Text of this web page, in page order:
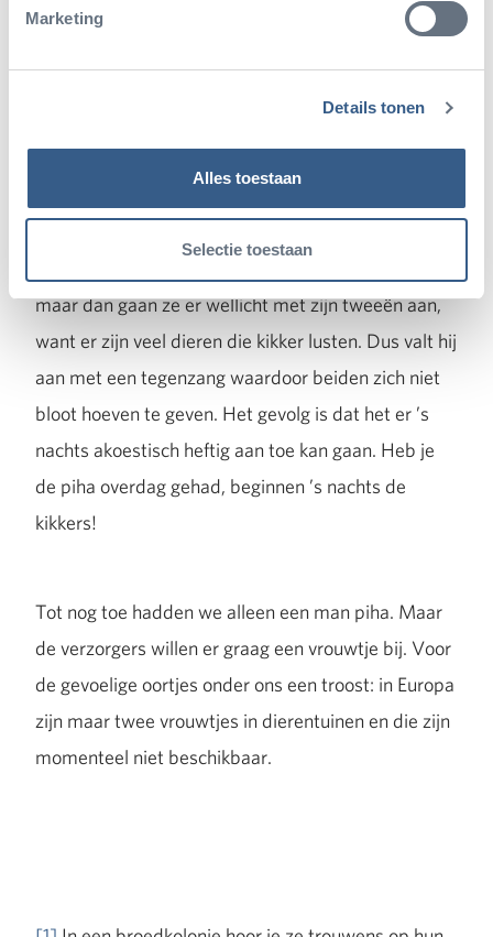
Marketing
Details tonen
Alles toestaan
Selectie toestaan
verdenken het dierenpark wederom van een bandje.
maar dan gaan ze er wellicht met zijn tweeën aan,
want er zijn veel dieren die kikker lusten. Dus valt hij
aan met een tegenzang waardoor beiden zich niet
bloot hoeven te geven. Het gevolg is dat het er ’s
nachts akoestisch heftig aan toe kan gaan. Heb je
de piha overdag gehad, beginnen ’s nachts de
kikkers!
Tot nog toe hadden we alleen een man piha. Maar
de verzorgers willen er graag een vrouwtje bij. Voor
de gevoelige oortjes onder ons een troost: in Europa
zijn maar twee vrouwtjes in dierentuinen en die zijn
momenteel niet beschikbaar.